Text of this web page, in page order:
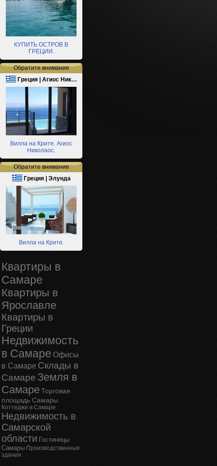
КУПИТЬ ОСТРОВ В
ГРЕЦИИ.
Обратите внимание
Греция | Агиос Ник…
Вилла на Крите. Агиос
Николаос.
Обратите внимание
Греция | Элунда
Вилла на Крите.
Квартиры в
Самаре
Квартиры в
Ярославле
Квартиры в
Греции
Недвижимость
в Самаре Офисы
в Самаре Склады в
Самаре Земля в
СамареТорговая
площадь Самары
Коттеджи в Самаре
Недвижимость в
Самарской
области Гостиницы
Самары Производственные
здания